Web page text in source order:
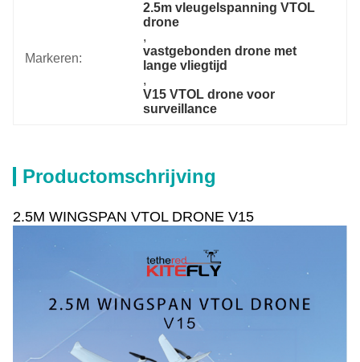
Markeren:
2.5m vleugelspanning VTOL
drone
,
vastgebonden drone met
lange vliegtijd
,
V15 VTOL drone voor
surveillance
Productomschrijving
2.5M WINGSPAN VTOL DRONE V15